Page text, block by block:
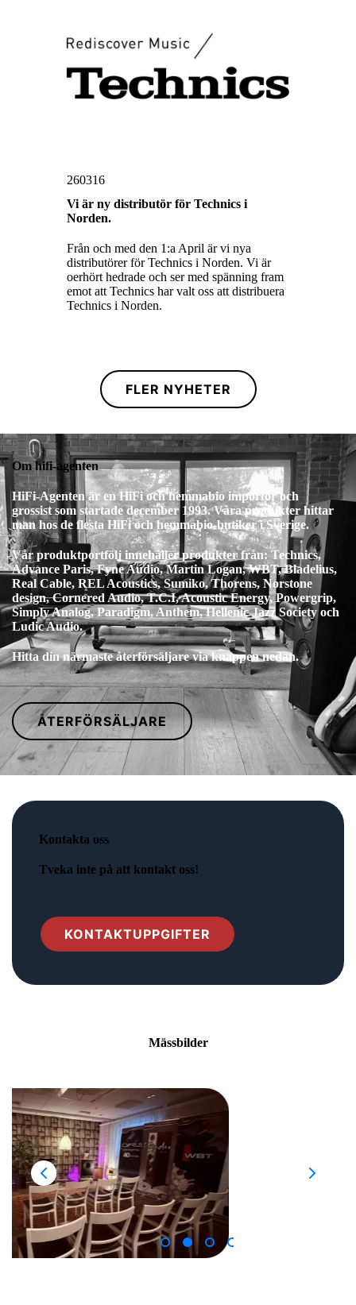
260316
Vi är ny distributör för Technics i
Norden.
Från och med den 1:a April är vi nya
distributörer för Technics i Norden. Vi är
oerhört hedrade och ser med spänning fram
emot att Technics har valt oss att distribuera
Technics i Norden.
FLER NYHETER
Om hifi-agenten
HiFi-Agenten är en HiFi och hemmabio importör och
grossist som startade december 1993. Våra produkter hittar
man hos de flesta HiFi och hemmabio-butiker i Sverige.
Vår produktportfölj innehåller produkter från: Technics,
Advance Paris, Fyne Audio, Martin Logan, WBT, Bladelius,
Real Cable, REL Acoustics, Sumiko, Thorens, Norstone
design, Cornered Audio, T.C.I, Acoustic Energy, Powergrip,
Simply Analog, Paradigm, Anthem, Hellenic Jazz Society och
Ludic Audio.
Hitta din närmaste återförsäljare via knappen nedan.
ÅTERFÖRSÄLJARE
Kontakta oss
Tveka inte på att kontakt oss!
KONTAKTUPPGIFTER
Mässbilder